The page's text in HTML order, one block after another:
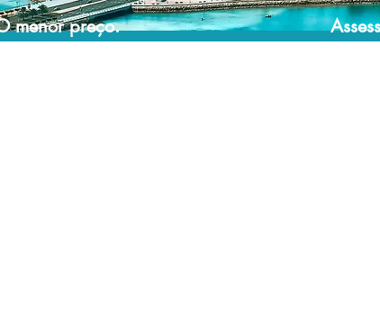
menor preço.